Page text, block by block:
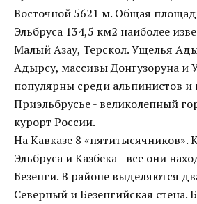
Восточной 5621 м. Общая
Эльбруса 134,5 км2 наиболее
Малый Азау, Терскол. Ущелья
Адырсу, массивы Донгузоруна и
популярны среди альпинистов и
Приэльбрусье - великолепный
курорт России.
На Кавказе 8 «пятитысячников».
Эльбруса и Казбека - все они
Безенги. В районе выделяются
Северный и Безенгийская стена.